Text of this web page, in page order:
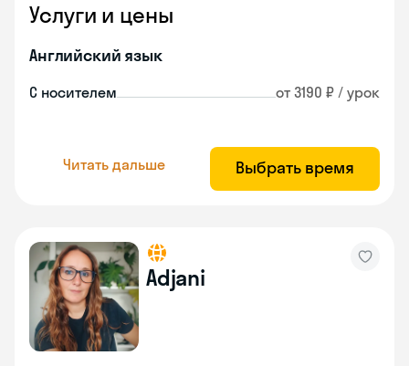
Услуги и цены
Английский язык
С носителем от 3190 ₽ / урок
Читать дальше Выбрать время
Adjani